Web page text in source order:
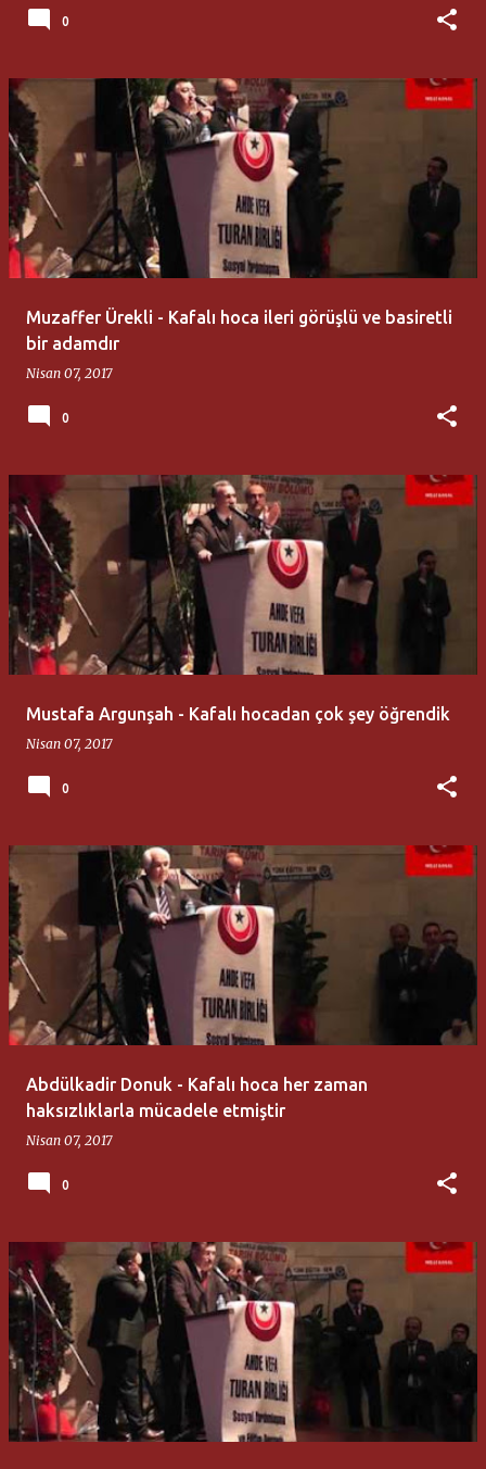
0
Muzaffer Ürekli - Kafalı hoca ileri görüşlü ve basiretli
bir adamdır
Nisan 07, 2017
0
Mustafa Argunşah - Kafalı hocadan çok şey öğrendik
Nisan 07, 2017
0
Abdülkadir Donuk - Kafalı hoca her zaman
haksızlıklarla mücadele etmiştir
Nisan 07, 2017
0